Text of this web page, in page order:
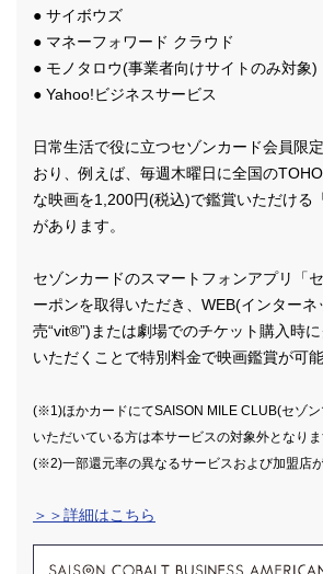
● サイボウズ
● マネーフォワード クラウド
● モノタロウ(事業者向けサイトのみ対象)
● Yahoo!ビジネスサービス
日常生活で役に立つセゾンカード会員限
おり、例えば、毎週木曜日に全国の
な映画を1,200円(税込)で鑑賞いただける
があります。
セゾンカードのスマートフォンアプリ「
ーポンを取得いただき、WEB(インターネ
売“vit®”)または劇場でのチケット購入時
いただくことで特別料金で映画鑑賞が可能
(※1)ほかカードにてSAISON MILE CLUB(セゾ
いただいている方は本サービスの対象外となりま
(※2)一部還元率の異なるサービスおよび加盟店が
＞＞詳細はこちら